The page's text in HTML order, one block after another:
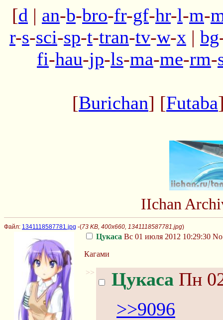
[d | an-b-bro-fr-gf-hr-l-m-
r-s-sci-sp-t-tran-tv-w-x | bg
fi-hau-jp-ls-ma-me-rm-
[Burichan] [Futaba
IIchan
Файл: 1341118587781.jpg -(73 KB, 400x660, 1341118587781.jpg)
Цукаса Вс 01 июля 2012 10:29:30
Кагами
>> Цукаса Пн
>>9096